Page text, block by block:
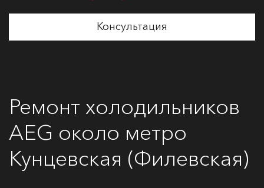
Консультация
Ремонт холодильников
AEG около метро
Кунцевская (Филевская)